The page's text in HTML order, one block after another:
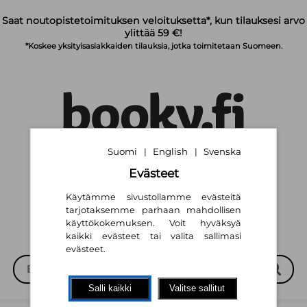
Saat noutopistetoimituksen veloituksetta*, kun tilauksesi arvo
ylittää 59 €!
*Koskee yksityisasiakkaiden tilauksia, jotka toimitetaan Suomeen.
Suomi | English | Svenska
Evästeet
Käytämme sivustollamme evästeitä
tarjotaksemme parhaan mahdollisen
käyttökokemuksen. Voit hyväksyä
kaikki evästeet tai valita sallimasi
evästeet.
Salli kaikki Valitse sallitut